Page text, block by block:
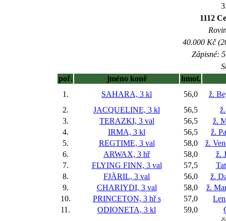
1112
40.000 Kč
Zápisné:
poř.
jméno koně
hmot.
1.
SAHARA, 3 kl 56,0
ž.
2.
JACQUELINE, 3 kl 56,5
3.
TERAZKI, 3 val 56,5
ž.
4.
IRMA, 3 kl 56,5
ž.
5.
REGTIME, 3 val 58,0
ž.
6.
ARWAX, 3 hř 58,0
ž.
7.
FLYING FINN, 3 val 57,5
8.
FJÄRIL, 3 val 56,0
ž.
9.
CHARIYDI, 3 val 58,0
ž.
10.
PRINCETON, 3 hřs 57,0
11.
ODIONETA, 3 kl 59,0